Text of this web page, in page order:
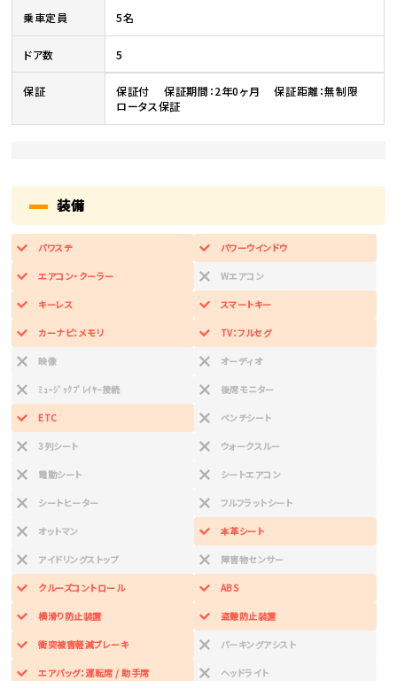
乗車定員 5名
ドア数 5
保証
保証付 保証期間：2年0ヶ月 保証距離：無制限
ロータス保証
装備
パワステ パワーウインドウ
エアコン・クーラー Wエアコン
キーレス スマートキー
カーナビ：メモリ TV：フルセグ
映像 オーディオ
ﾐｭｰｼﾞｯｸﾌﾟﾚｲﾔｰ接続 後席モニター
ETC ベンチシート
3列シート ウォークスルー
電動シート シートエアコン
シートヒーター フルフラットシート
オットマン 本革シート
アイドリングストップ 障害物センサー
クルーズコントロール ABS
横滑り防止装置 盗難防止装置
衝突被害軽減ブレーキ パーキングアシスト
エアバッグ：運転席 / 助手席 ヘッドライト